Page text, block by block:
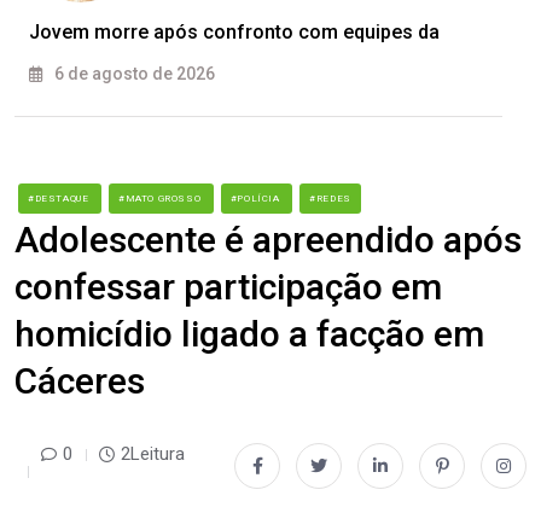
Jovem morre após confronto com equipes da
6 de agosto de 2026
#DESTAQUE #MATO GROSSO #POLÍCIA #REDES
Adolescente é apreendido após
confessar participação em
homicídio ligado a facção em
Cáceres
0 2Leitura